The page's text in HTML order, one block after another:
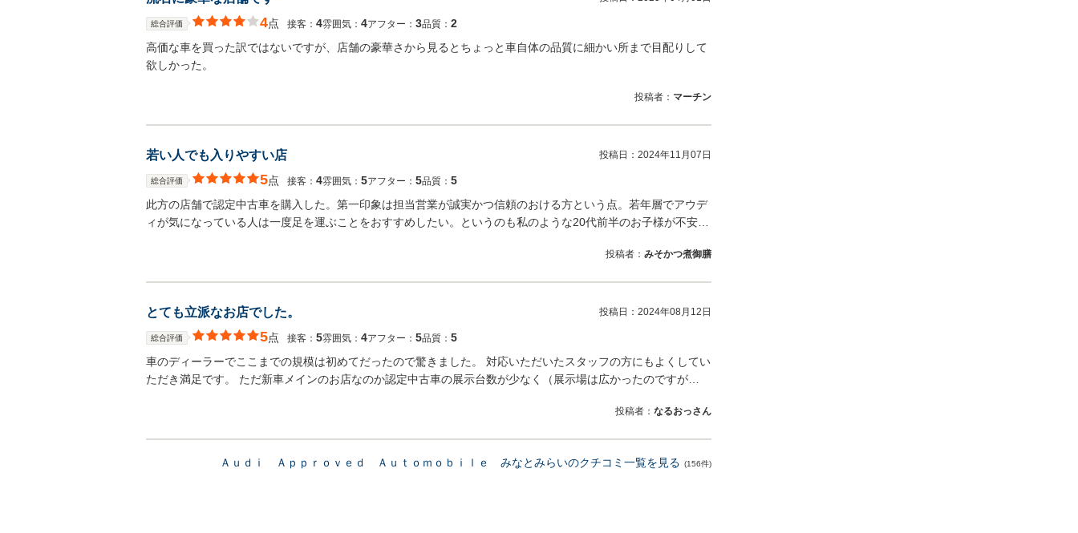
総合評価 4点 接客： 4雰囲気： 4アフター： 3品質： 2
高価な車を買った訳ではないですが、店舗の豪華さから見るとちょっと車自体の品質に細かい所まで目配りして
欲しかった。
投稿者： マーチン
若い人でも入りやすい店 投稿日： 2024年11月07日
総合評価 5点 接客： 4雰囲気： 5アフター： 5品質： 5
此方の店舗で認定中古車を購入した。第一印象は担当営業が誠実かつ信頼のおける方という点。若年層でアウデ
ィが気になっている人は一度足を運ぶことをおすすめしたい。というのも私のような20代前半のお子様が不安…
投稿者： みそかつ煮御膳
とても立派なお店でした。 投稿日： 2024年08月12日
総合評価 5点 接客： 5雰囲気： 4アフター： 5品質： 5
車のディーラーでここまでの規模は初めてだったので驚きました。 対応いただいたスタッフの方にもよくしてい
ただき満足です。 ただ新車メインのお店なのか認定中古車の展示台数が少なく（展示場は広かったのですが…
投稿者： なるおっさん
Ａｕｄｉ Ａｐｐｒｏｖｅｄ Ａｕｔｏｍｏｂｉｌｅ みなとみらいのクチコミ一覧を見る (156件)